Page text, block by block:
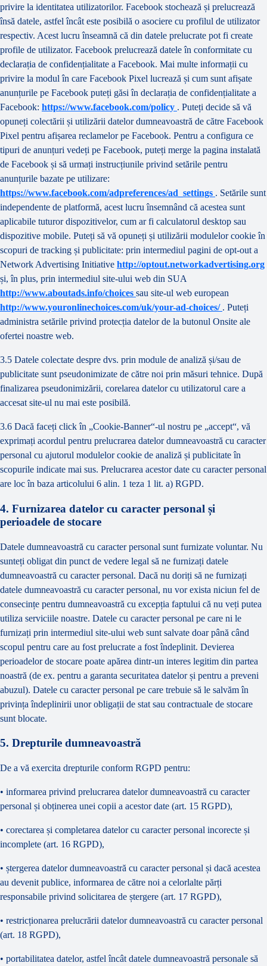
privire la identitatea utilizatorilor. Facebook stochează și prelucrează
însă datele, astfel încât este posibilă o asociere cu profilul de utilizator
respectiv. Acest lucru înseamnă că din datele prelucrate pot fi create
profile de utilizator. Facebook prelucrează datele în conformitate cu
declarația de confidențialitate a Facebook. Mai multe informații cu
privire la modul în care Facebook Pixel lucrează și cum sunt afișate
anunțurile pe Facebook puteți găsi în declarația de confidențialitate a
Facebook: https://www.facebook.com/policy . Puteți decide să vă
opuneți colectării și utilizării datelor dumneavoastră de către Facebook
Pixel pentru afișarea reclamelor pe Facebook. Pentru a configura ce
tipuri de anunțuri vedeți pe Facebook, puteți merge la pagina instalată
de Facebook și să urmați instrucțiunile privind setările pentru
anunțurile bazate pe utilizare:
https://www.facebook.com/adpreferences/ad_settings . Setările sunt
independente de platformă, acest lucru însemnând că acestea sunt
aplicabile tuturor dispozitivelor, cum ar fi calculatorul desktop sau
dispozitive mobile. Puteți să vă opuneți și utilizării modulelor cookie în
scopuri de tracking și publicitate: prin intermediul pagini de opt-out a
Network Advertising Initiative http://optout.networkadvertising.org
și, în plus, prin intermediul site-ului web din SUA
http://www.aboutads.info/choices sau site-ul web european
http://www.youronlinechoices.com/uk/your-ad-choices/ . Puteți
administra setările privind protecția datelor de la butonul Onsite ale
ofertei noastre web.
3.5 Datele colectate despre dvs. prin module de analiză și/sau de
publicitate sunt pseudonimizate de către noi prin măsuri tehnice. După
finalizarea pseudonimizării, corelarea datelor cu utilizatorul care a
accesat site-ul nu mai este posibilă.
3.6 Dacă faceți click în „Cookie-Banner“-ul nostru pe „accept“, vă
exprimați acordul pentru prelucrarea datelor dumneavoastră cu caracter
personal cu ajutorul modulelor cookie de analiză și publicitate în
scopurile indicate mai sus. Prelucrarea acestor date cu caracter personal
are loc în baza articolului 6 alin. 1 teza 1 lit. a) RGPD.
4. Furnizarea datelor cu caracter personal și
perioadele de stocare
Datele dumneavoastră cu caracter personal sunt furnizate voluntar. Nu
sunteți obligat din punct de vedere legal să ne furnizați datele
dumneavoastră cu caracter personal. Dacă nu doriți să ne furnizați
datele dumneavoastră cu caracter personal, nu vor exista niciun fel de
consecințe pentru dumneavoastră cu excepția faptului că nu veți putea
utiliza serviciile noastre. Datele cu caracter personal pe care ni le
furnizați prin intermediul site-ului web sunt salvate doar până când
scopul pentru care au fost prelucrate a fost îndeplinit. Devierea
perioadelor de stocare poate apărea dintr-un interes legitim din partea
noastră (de ex. pentru a garanta securitatea datelor și pentru a preveni
abuzul). Datele cu caracter personal pe care trebuie să le salvăm în
privința îndeplinirii unor obligații de stat sau contractuale de stocare
sunt blocate.
5. Drepturile dumneavoastră
De a vă exercita drepturile conform RGPD pentru:
• informarea privind prelucrarea datelor dumneavoastră cu caracter
personal și obținerea unei copii a acestor date (art. 15 RGPD),
• corectarea și completarea datelor cu caracter personal incorecte și
incomplete (art. 16 RGPD),
• ștergerea datelor dumneavoastră cu caracter personal și dacă acestea
au devenit publice, informarea de către noi a celorlalte părți
responsabile privind solicitarea de ștergere (art. 17 RGPD),
• restricționarea prelucrării datelor dumneavoastră cu caracter personal
(art. 18 RGPD),
• portabilitatea datelor, astfel încât datele dumneavoastră personale să